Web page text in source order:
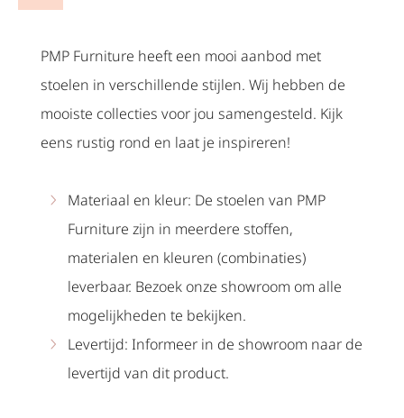
PMP Furniture heeft een mooi aanbod met
stoelen in verschillende stijlen. Wij hebben de
mooiste collecties voor jou samengesteld. Kijk
eens rustig rond en laat je inspireren!
Materiaal en kleur: De stoelen van PMP
Furniture zijn in meerdere stoffen,
materialen en kleuren (combinaties)
leverbaar. Bezoek onze showroom om alle
mogelijkheden te bekijken.
Levertijd: Informeer in de showroom naar de
levertijd van dit product.